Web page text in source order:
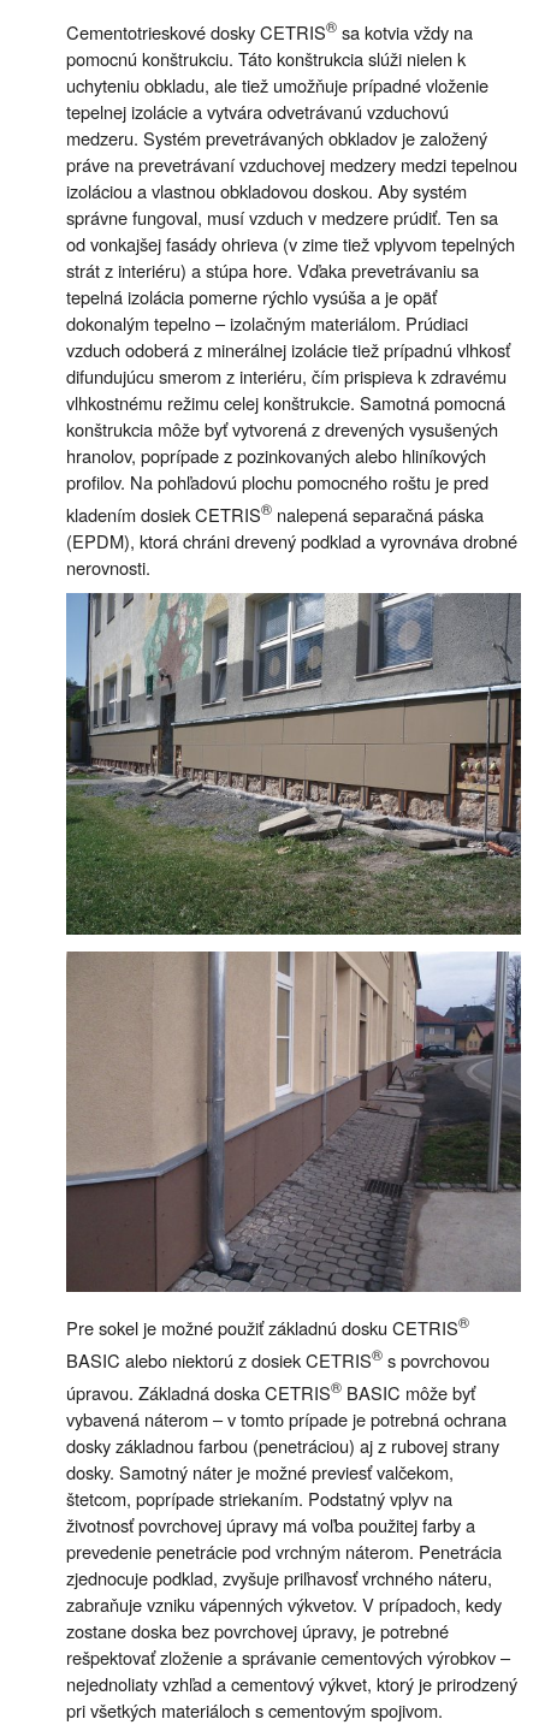
Cementotrieskové dosky CETRIS® sa kotvia vždy na
pomocnú konštrukciu. Táto konštrukcia slúži nielen k
uchyteniu obkladu, ale tiež umožňuje prípadné vloženie
tepelnej izolácie a vytvára odvetrávanú vzduchovú
medzeru. Systém prevetrávaných obkladov je založený
práve na prevetrávaní vzduchovej medzery medzi tepelnou
izoláciou a vlastnou obkladovou doskou. Aby systém
správne fungoval, musí vzduch v medzere prúdiť. Ten sa
od vonkajšej fasády ohrieva (v zime tiež vplyvom tepelných
strát z interiéru) a stúpa hore. Vďaka prevetrávaniu sa
tepelná izolácia pomerne rýchlo vysúša a je opäť
dokonalým tepelno – izolačným materiálom. Prúdiaci
vzduch odoberá z minerálnej izolácie tiež prípadnú vlhkosť
difundujúcu smerom z interiéru, čím prispieva k zdravému
vlhkostnému režimu celej konštrukcie. Samotná pomocná
konštrukcia môže byť vytvorená z drevených vysušených
hranolov, poprípade z pozinkovaných alebo hliníkových
profilov. Na pohľadovú plochu pomocného roštu je pred
kladením dosiek CETRIS® nalepená separačná páska
(EPDM), ktorá chráni drevený podklad a vyrovnáva drobné
nerovnosti.
Pre sokel je možné použiť základnú dosku CETRIS®
BASIC alebo niektorú z dosiek CETRIS® s povrchovou
úpravou. Základná doska CETRIS® BASIC môže byť
vybavená náterom – v tomto prípade je potrebná ochrana
dosky základnou farbou (penetráciou) aj z rubovej strany
dosky. Samotný náter je možné previesť valčekom,
štetcom, poprípade striekaním. Podstatný vplyv na
životnosť povrchovej úpravy má voľba použitej farby a
prevedenie penetrácie pod vrchným náterom. Penetrácia
zjednocuje podklad, zvyšuje priľnavosť vrchného náteru,
zabraňuje vzniku vápenných výkvetov. V prípadoch, kedy
zostane doska bez povrchovej úpravy, je potrebné
rešpektovať zloženie a správanie cementových výrobkov –
nejednoliaty vzhľad a cementový výkvet, ktorý je prirodzený
pri všetkých materiáloch s cementovým spojivom.